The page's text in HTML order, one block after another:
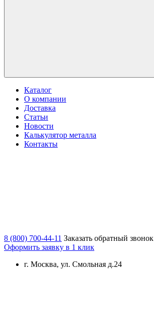
Каталог
О компании
Доставка
Статьи
Новости
Калькулятор металла
Контакты
8 (800) 700-44-11 Заказать обратный звонок
Оформить заявку в 1 клик
г. Москва, ул. Смольная д.24